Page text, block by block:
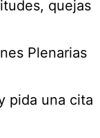
quejas
Plenarias
pida una cita